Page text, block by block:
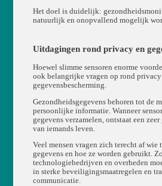
Het doel is duidelijk:
natuurlijk en onopvallend mogelijk
Uitdagingen rond privacy en
Hoewel slimme sensoren enorme
ook belangrijke vragen op rond privacy
gegevensbescherming.
Gezondheidsgegevens behoren tot de
persoonlijke informatie. Wanneer
gegevens verzamelen, ontstaat een
van iemands leven.
Veel mensen vragen zich terecht af wie
gegevens en hoe ze worden gebruikt.
technologiebedrijven en overheden
in sterke beveiligingsmaatregelen en
communicatie.